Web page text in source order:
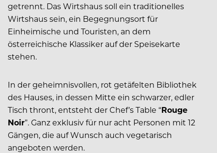
getrennt. Das Wirtshaus soll ein traditionelles
Wirtshaus sein, ein Begegnungsort für
Einheimische und Touristen, an dem
österreichische Klassiker auf der Speisekarte
stehen.
In der geheimnisvollen, rot getäfelten Bibliothek
des Hauses, in dessen Mitte ein schwarzer, edler
Tisch thront, entsteht der Chef’s Table “Rouge
Noir”. Ganz exklusiv für nur acht Personen mit 12
Gängen, die auf Wunsch auch vegetarisch
angeboten werden.